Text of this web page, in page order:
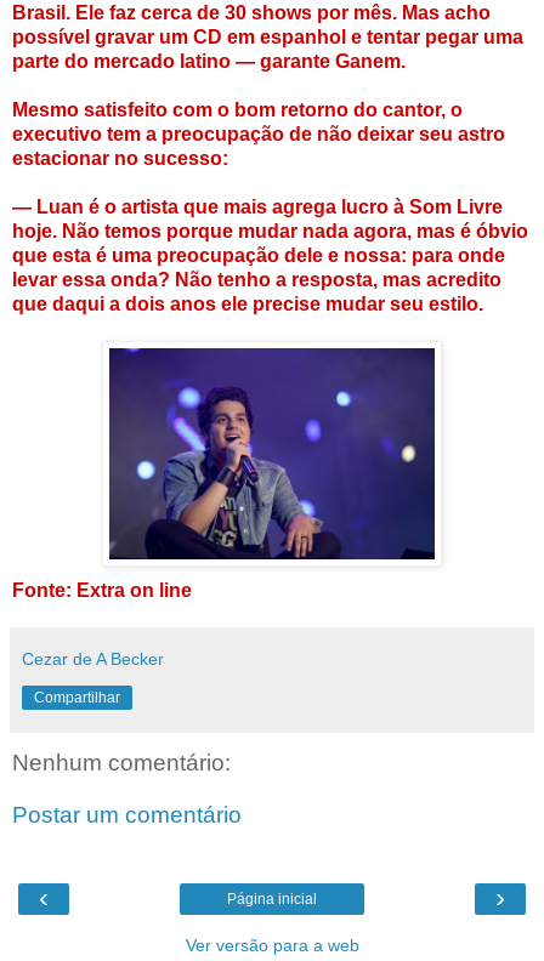
Brasil. Ele faz cerca de 30 shows por mês. Mas acho
possível gravar um CD em espanhol e tentar pegar uma
parte do mercado latino — garante Ganem.
Mesmo satisfeito com o bom retorno do cantor, o
executivo tem a preocupação de não deixar seu astro
estacionar no sucesso:
— Luan é o artista que mais agrega lucro à Som Livre
hoje. Não temos porque mudar nada agora, mas é óbvio
que esta é uma preocupação dele e nossa: para onde
levar essa onda? Não tenho a resposta, mas acredito
que daqui a dois anos ele precise mudar seu estilo.
Fonte: Extra on line
Cezar de A Becker
Compartilhar
Nenhum comentário:
Postar um comentário
‹ ›
Página inicial
Ver versão para a web